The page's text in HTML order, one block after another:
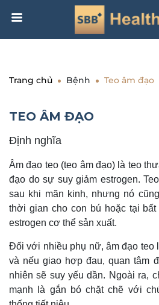
Trang chủ Bệnh Teo âm đạo
TEO ÂM ĐẠO
Định nghĩa
Âm đạo teo (teo âm đạo) là teo
đạo do sự suy giảm estrogen.
sau khi mãn kinh, nhưng nó
thời gian cho con bú hoặc tại
estrogen cơ thể sản xuất.
Đối với nhiều phụ nữ, âm đạo teo
và nếu giao hợp đau, quan tâm
nhiên sẽ suy yếu dần. Ngoài ra,
mạnh là gắn bó chặt chẽ với